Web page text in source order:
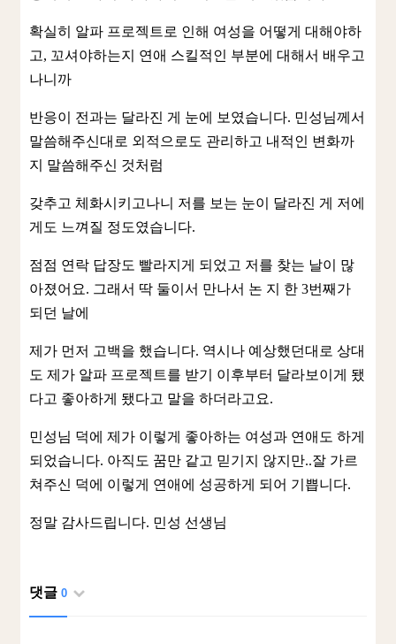
확실히 알파 프로젝트로 인해 여성을 어떻게 대해야하
고, 꼬셔야하는지 연애 스킬적인 부분에 대해서 배우고
나니까
반응이 전과는 달라진 게 눈에 보였습니다. 민성님께서
말씀해주신대로 외적으로도 관리하고 내적인 변화까
지 말씀해주신 것처럼
갖추고 체화시키고나니 저를 보는 눈이 달라진 게 저에
게도 느껴질 정도였습니다.
점점 연락 답장도 빨라지게 되었고 저를 찾는 날이 많
아졌어요. 그래서 딱 둘이서 만나서 논 지 한 3번째가
되던 날에
제가 먼저 고백을 했습니다. 역시나 예상했던대로 상대
도 제가 알파 프로젝트를 받기 이후부터 달라보이게 됐
다고 좋아하게 됐다고 말을 하더라고요.
민성님 덕에 제가 이렇게 좋아하는 여성과 연애도 하게
되었습니다. 아직도 꿈만 같고 믿기지 않지만..잘 가르
쳐주신 덕에 이렇게 연애에 성공하게 되어 기쁩니다.
정말 감사드립니다. 민성 선생님
댓글 0